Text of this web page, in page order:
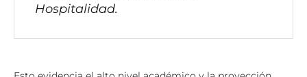
Hospitalidad.